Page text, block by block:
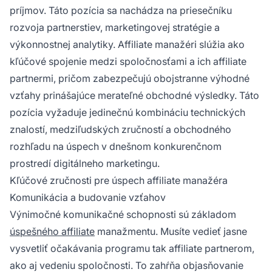
príjmov. Táto pozícia sa nachádza na priesečníku
rozvoja partnerstiev, marketingovej stratégie a
výkonnostnej analytiky. Affiliate manažéri slúžia ako
kľúčové spojenie medzi spoločnosťami a ich affiliate
partnermi, pričom zabezpečujú obojstranne výhodné
vzťahy prinášajúce merateľné obchodné výsledky. Táto
pozícia vyžaduje jedinečnú kombináciu technických
znalostí, medziľudských zručností a obchodného
rozhľadu na úspech v dnešnom konkurenčnom
prostredí digitálneho marketingu.
Kľúčové zručnosti pre úspech affiliate manažéra
Komunikácia a budovanie vzťahov
Výnimočné komunikačné schopnosti sú základom
úspešného affiliate manažmentu. Musíte vedieť jasne
vysvetliť očakávania programu tak affiliate partnerom,
ako aj vedeniu spoločnosti. To zahŕňa objasňovanie